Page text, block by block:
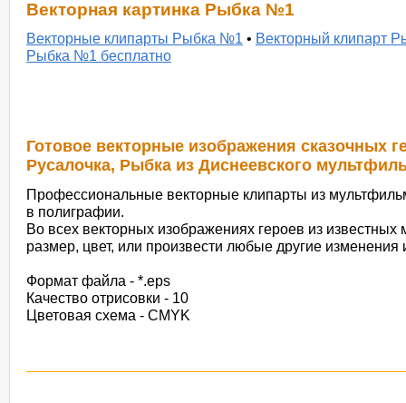
Векторная картинка Рыбка №1
Векторные клипарты Рыбка №1 • Векторный клипарт
Рыбка №1 бесплатно
Готовое векторные изображения сказочных
Русалочка, Рыбка из Диснеевского
Профессиональные векторные клипарты из
в полиграфии.
Во всех векторных изображениях героев из
размер, цвет, или произвести любые другие
Формат файла - *.eps
Качество отрисовки - 10
Цветовая схема - CMYK